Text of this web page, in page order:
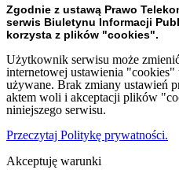
Zgodnie z ustawą Prawo
serwis Biuletynu Informacji
korzysta z plików "cookies".
Użytkownik serwisu może
internetowej ustawienia "cookies"
używane. Brak zmiany ustawień
aktem woli i akceptacji plików
niniejszego serwisu.
Przeczytaj Politykę prywatności.
Akceptuję warunki